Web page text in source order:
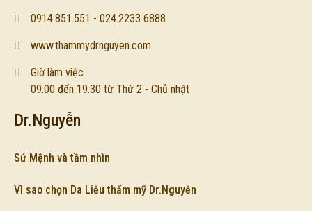
0914.851.551 - 024.2233 6888
www.thammydrnguyen.com
Giờ làm việc
09:00 đến 19:30 từ Thứ 2 - Chủ nhật
Dr.Nguyễn
Sứ Mệnh và tầm nhìn
Vì sao chọn Da Liễu thẩm mỹ Dr.Nguyễn